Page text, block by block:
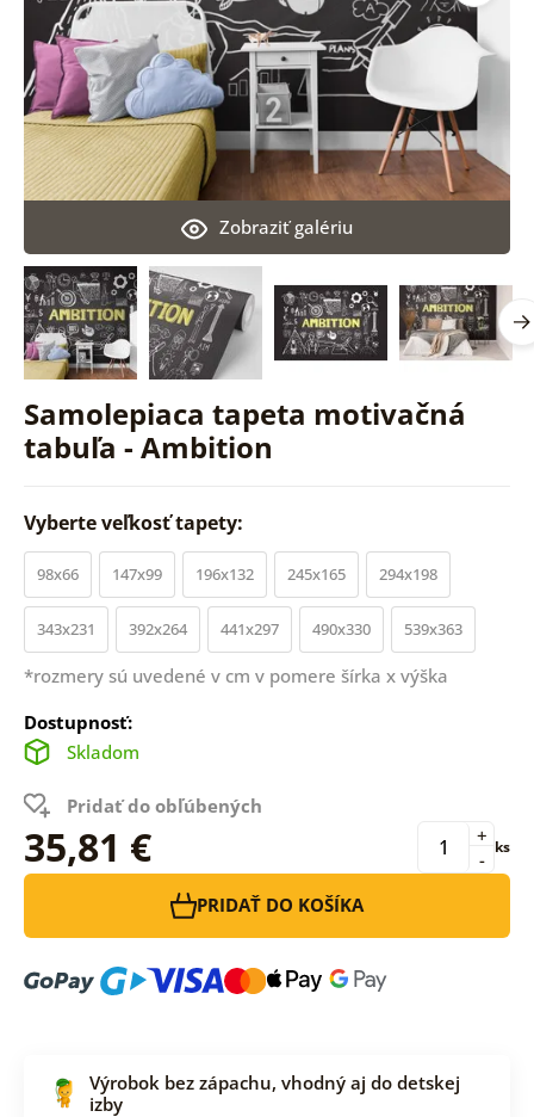
Samolepiaca tapeta motivačná
tabuľa - Ambition
Zobraziť galériu
Vyberte veľkosť tapety:
98x66 147x99 196x132 245x165 294x198
343x231 392x264 441x297 490x330 539x363
*rozmery sú uvedené v cm v pomere šírka x výška
Dostupnosť:
Skladom
Pridať do obľúbených
35,81 € -
+ ks
PRIDAŤ DO KOŠÍKA
Výrobok bez zápachu, vhodný aj do detskej
izby